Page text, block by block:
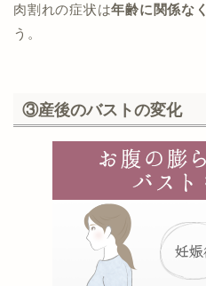
肉割れの症状は年齢に関係なく
う。
③産後のバストの変化